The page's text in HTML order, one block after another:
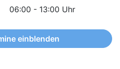
06:00 - 13:00 Uhr
einblenden